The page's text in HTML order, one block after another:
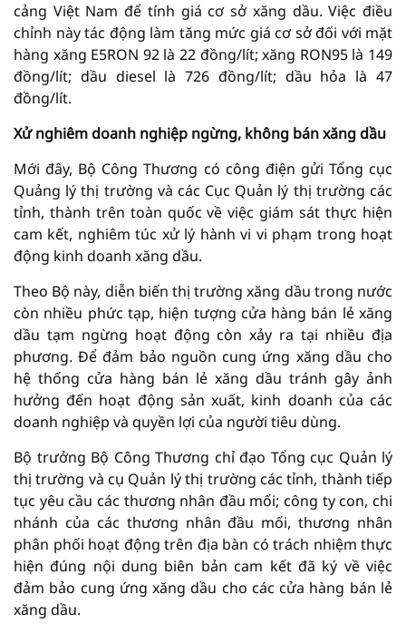
cảng Việt Nam để tính giá cơ sở xăng dầu. Việc điều
chỉnh này tác động làm tăng mức giá cơ sở đối với mặt
hàng xăng E5RON 92 là 22 đồng/lít; xăng RON95 là 149
đồng/lít; dầu diesel là 726 đồng/lít; dầu hỏa là 47
đồng/lít.
Xử nghiêm doanh nghiệp ngừng, không bán xăng dầu
Mới đây, Bộ Công Thương có công điện gửi Tổng cục
Quảng lý thị trường và các Cục Quản lý thị trường các
tỉnh, thành trên toàn quốc về việc giám sát thực hiện
cam kết, nghiêm túc xử lý hành vi vi phạm trong hoạt
động kinh doanh xăng dầu.
Theo Bộ này, diễn biến thị trường xăng dầu trong nước
còn nhiều phức tạp, hiện tượng cửa hàng bán lẻ xăng
dầu tạm ngừng hoạt động còn xảy ra tại nhiều địa
phương. Để đảm bảo nguồn cung ứng xăng dầu cho
hệ thống cửa hàng bán lẻ xăng dầu tránh gây ảnh
hưởng đến hoạt động sản xuất, kinh doanh của các
doanh nghiệp và quyền lợi của người tiêu dùng.
Bộ trưởng Bộ Công Thương chỉ đạo Tổng cục Quản lý
thị trường và cụ Quản lý thị trường các tỉnh, thành tiếp
tục yêu cầu các thương nhân đầu mối; công ty con, chi
nhánh của các thương nhân đầu mối, thương nhân
phân phối hoạt động trên địa bàn có trách nhiệm thực
hiện đúng nội dung biên bản cam kết đã ký về việc
đảm bảo cung ứng xăng dầu cho các cửa hàng bán lẻ
xăng dầu.